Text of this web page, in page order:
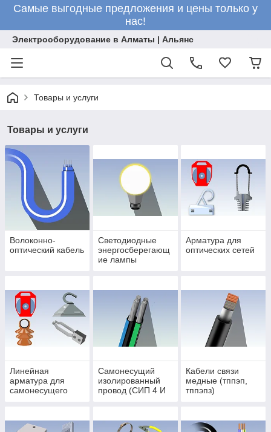
Самые выгодные предложения и цены только у
нас!
Электрооборудование в Алматы | Альянс
Товары и услуги
Товары и услуги
Волоконно-
оптический кабель
Светодиодные
энергосберегающ
ие лампы
Арматура для
оптических сетей
Линейная
арматура для
самонесущего
СИП 3)
Самонесущий
изолированный
провод (СИП 4 И
Кабели связи
медные (тппэп,
тппэпз)